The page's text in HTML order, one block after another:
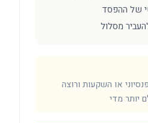
של ההפסד
מסלול
או השקעות ורוצה
יותר מדי